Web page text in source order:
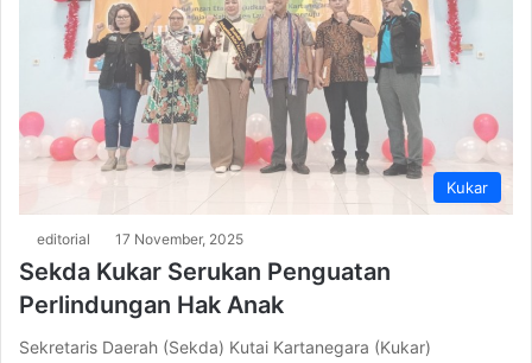
Kukar
editorial 17 November, 2025
Sekda Kukar Serukan Penguatan
Perlindungan Hak Anak
Sekretaris Daerah (Sekda) Kutai Kartanegara (Kukar)